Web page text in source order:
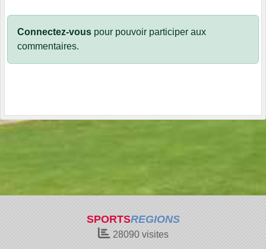
Connectez-vous pour pouvoir participer aux
commentaires.
SPORTSREGIONS
28090visites